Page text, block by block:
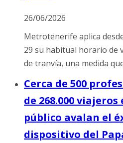
26/06/2026
Metrotenerife aplica
29 su habitual horario de
de tranvía, una medida
Cerca de 500
de 268.000
público avalan el
dispositivo del